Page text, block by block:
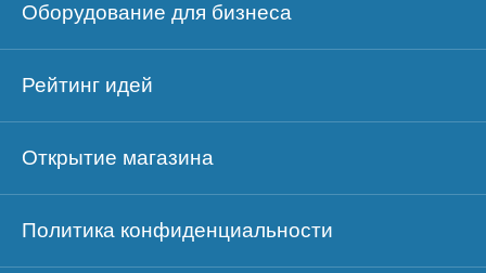
Оборудование для бизнеса
Рейтинг идей
Открытие магазина
Политика конфиденциальности